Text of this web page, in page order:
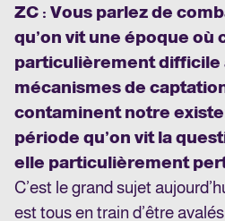
ZC : Vous parlez de
qu’on vit une époque où
particulièrement difficile
mécanismes de
contaminent notre
période qu’on vit la
elle particulièrement
C’est le grand sujet
est tous en train d’être